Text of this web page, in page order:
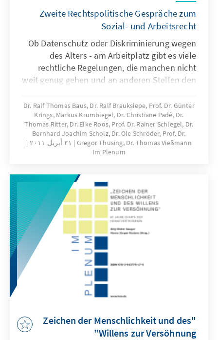
Zweite Rechtspolitische Gespräche zum
Sozial- und Arbeitsrecht
Ob Datenschutz oder Diskriminierung wegen
des Alters - am Arbeitplatz gibt es viele
rechtliche Regelungen, die manchen nicht
weit genug gehen und an anderen Stellen den
Probleme es gibt und wie darauf reagiert
werden kann, diskutierten Politiker und
Juristen im Rahmen der zweiten
Rechtspolitischen Gespräche mit dem
Schwerpunkt Sozial- und Arbeitsrecht.
Dr. Ralf Thomas Baus, Dr. Ralf Brauksiepe, Prof. Dr. Günter
Krings, Markus Krumbiegel, Dr. Christiane Padé, Dr.
Thomas Ritter, Dr. Elke Roos, Prof. Dr. Rainer Schlegel, Dr.
Bernhard Joachim Scholz, Dr. Ole Schröder, Prof. Dr.
Gregor Thüsing, Dr. Thomas Vießmann
٢١ أبريل ٢٠١١
Im Plenum
"Zeichen der Menschlichkeit und des
Willens zur Versöhnung"